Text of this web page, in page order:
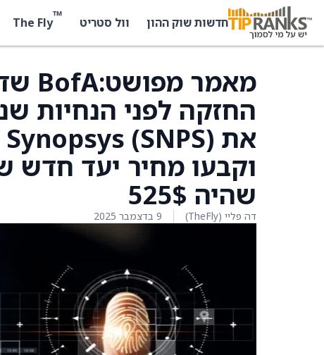
חדשות שוק ההון וול סטריט ™
The Fly
שהיה 525$
דה פליי (TheFly) 9 בדצמבר 2025